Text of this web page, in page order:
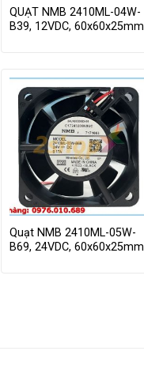
QUẠT NMB 2410ML-04W-
B39, 12VDC, 60x60x25mm
Quạt NMB 2410ML-05W-
B69, 24VDC, 60x60x25mm